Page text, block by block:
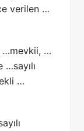
verilen …
…mevkii, …
…